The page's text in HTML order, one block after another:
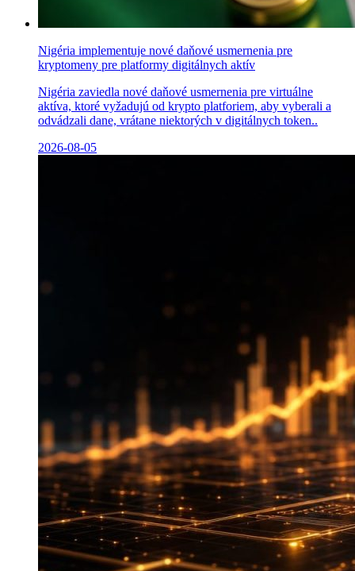
Nigéria implementuje nové daňové usmernenia pre
kryptomeny pre platformy digitálnych aktív
Nigéria zaviedla nové daňové usmernenia pre virtuálne
aktíva, ktoré vyžadujú od krypto platforiem, aby vyberali a
odvádzali dane, vrátane niektorých v digitálnych token..
2026-08-05